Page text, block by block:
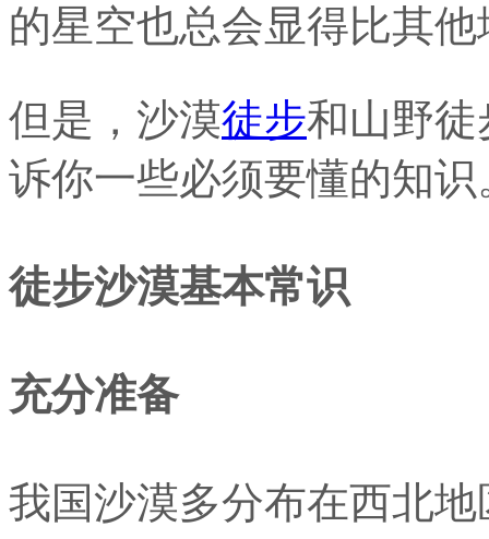
的星空也总会显得比其
但是，沙漠徒步和山野
诉你一些必须要懂的知识
徒步沙漠基本常识
充分准备
我国沙漠多分布在西北